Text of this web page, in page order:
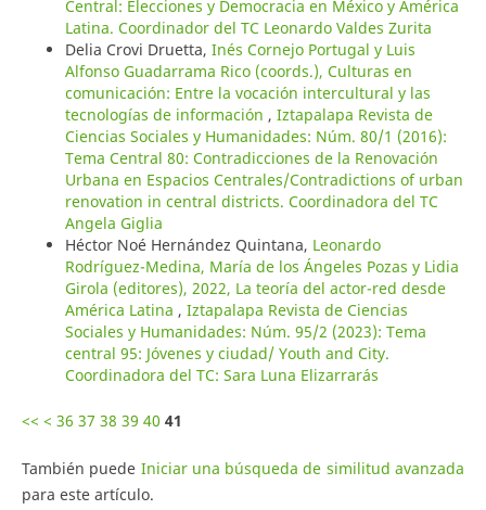
Central: Elecciones y Democracia en México y América
Latina. Coordinador del TC Leonardo Valdes Zurita
Delia Crovi Druetta, Inés Cornejo Portugal y Luis
Alfonso Guadarrama Rico (coords.), Culturas en
comunicación: Entre la vocación intercultural y las
tecnologías de información , Iztapalapa Revista de
Ciencias Sociales y Humanidades: Núm. 80/1 (2016):
Tema Central 80: Contradicciones de la Renovación
Urbana en Espacios Centrales/Contradictions of urban
renovation in central districts. Coordinadora del TC
Angela Giglia
Héctor Noé Hernández Quintana, Leonardo
Rodríguez-Medina, María de los Ángeles Pozas y Lidia
Girola (editores), 2022, La teoría del actor-red desde
América Latina , Iztapalapa Revista de Ciencias
Sociales y Humanidades: Núm. 95/2 (2023): Tema
central 95: Jóvenes y ciudad/ Youth and City.
Coordinadora del TC: Sara Luna Elizarrarás
<< < 36 37 38 39 40 41
También puede Iniciar una búsqueda de similitud avanzada
para este artículo.